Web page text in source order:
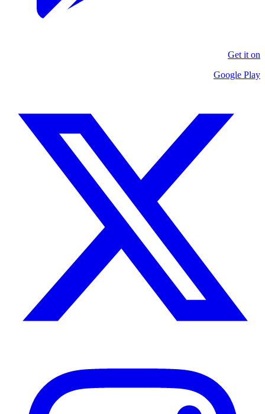
Get it on
Google Play